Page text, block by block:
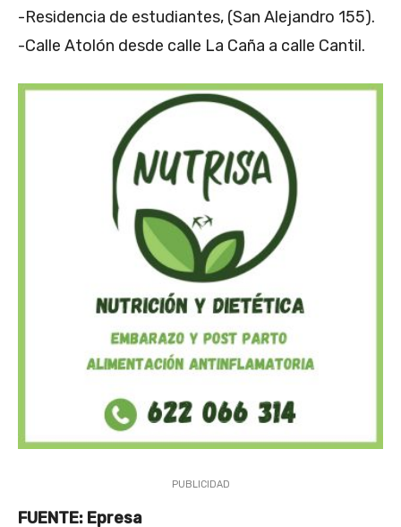
-Residencia de estudiantes, (San Alejandro 155).
-Calle Atolón desde calle La Caña a calle Cantil.
PUBLICIDAD
FUENTE: Epresa